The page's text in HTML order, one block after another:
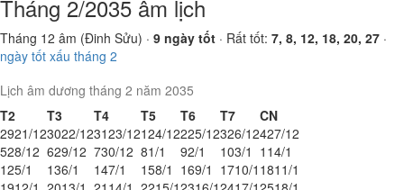
Tháng 2/2035 âm lịch
Tháng 12 âm (Đinh Sửu) · 9 ngày tốt · Rất tốt: 7, 8, 12, 18, 20, 27 ·
ngày tốt xấu tháng 2
Lịch âm dương tháng 2 năm 2035
T2
T3 T4 T5 T6 T7
CN
2921/123022/123123/12124/12225/12326/12427/12
528/12 629/12 730/12 81/1 92/1 103/1 114/1
125/1 136/1 147/1 158/1 169/1 1710/1 1811/1